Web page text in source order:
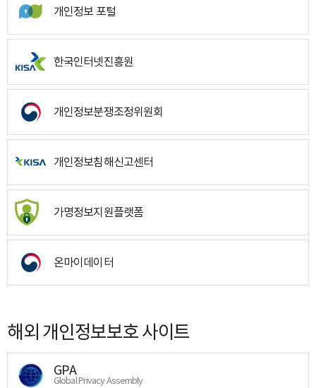
개인정보 포털
한국인터넷진흥원
개인정보분쟁조정위원회
개인정보침해신고센터
가명정보지원플랫폼
온마이데이터
해외 개인정보보호 사이트
GPA
Global Privacy Assembly